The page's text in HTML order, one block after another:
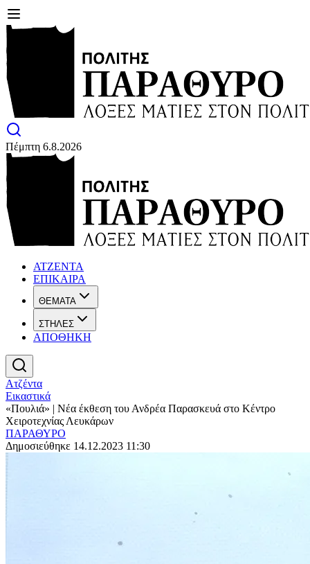
Πέμπτη 6.8.2026
ΑΤΖΕΝΤΑ
ΕΠΙΚΑΙΡΑ
ΘΕΜΑΤΑ
ΣΤΗΛΕΣ
ΑΠΟΘΗΚΗ
Ατζέντα
Εικαστικά
«Πουλιά» | Νέα έκθεση του Ανδρέα Παρασκευά στο Κέντρο
Χειροτεχνίας Λευκάρων
ΠΑΡΑΘΥΡΟ
Δημοσιεύθηκε 14.12.2023 11:30